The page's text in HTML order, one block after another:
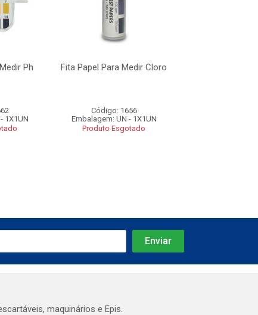
Ph
1X1UN
Fita Papel Para Medir Cloro
Código: 1656
Embalagem: UN - 1X1UN
Produto Esgotado
maquinários e Epis.